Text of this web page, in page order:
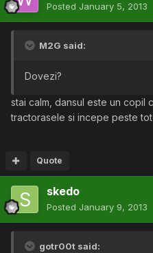
Posted January 5, 2013
M2G said:
Dovezi?
stai calm, dansul este un copil
tractorasele si incepe peste
Quote
skedo
Posted January 9, 2013
gotr00t said: